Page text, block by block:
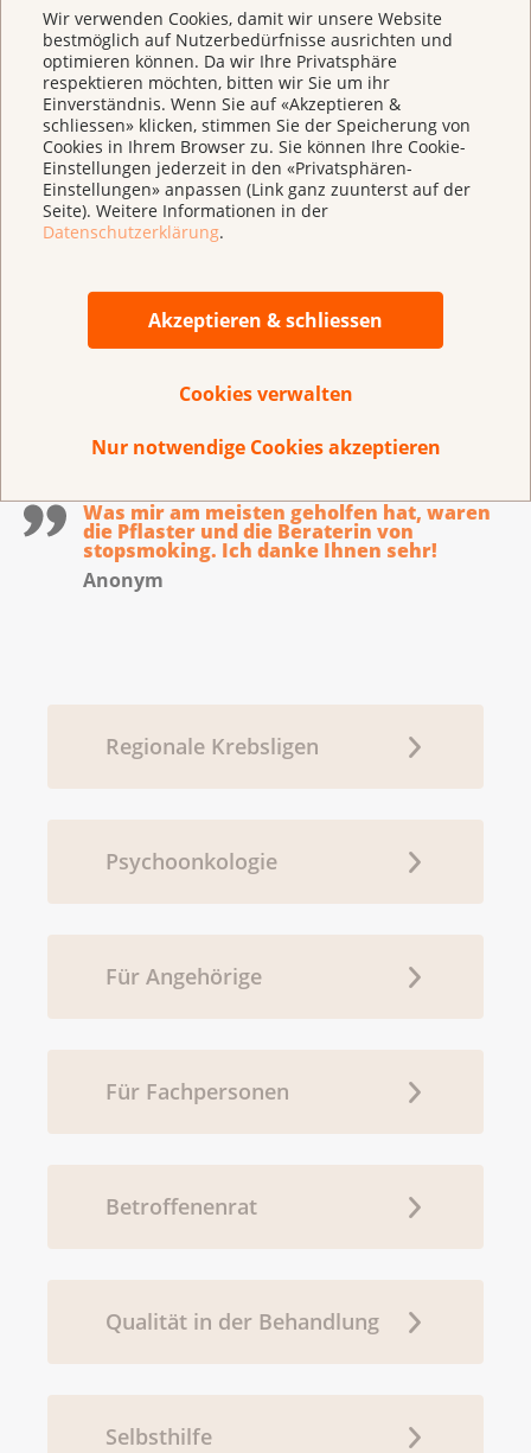
Wir verwenden Cookies, damit wir unsere Website
bestmöglich auf Nutzerbedürfnisse ausrichten und
optimieren können. Da wir Ihre Privatsphäre
respektieren möchten, bitten wir Sie um ihr
Einverständnis. Wenn Sie auf «Akzeptieren &
schliessen» klicken, stimmen Sie der Speicherung von
Cookies in Ihrem Browser zu. Sie können Ihre Cookie-
Einstellungen jederzeit in den «Privatsphären-
Einstellungen» anpassen (Link ganz zuunterst auf der
Seite). Weitere Informationen in der
Datenschutzerklärung.
Akzeptieren & schliessen
Cookies verwalten
Nur notwendige Cookies akzeptieren
Für ein rauchfreies Leben:
Beratungsangebot stopsmoking
sich vom Beratungsangebot stopsmoking
Was mir am meisten geholfen hat, waren
die Pflaster und die Beraterin von
stopsmoking. Ich danke Ihnen sehr!
Anonym
Regionale Krebsligen
Psychoonkologie
Für Angehörige
Für Fachpersonen
Betroffenenrat
Qualität in der Behandlung
Selbsthilfe